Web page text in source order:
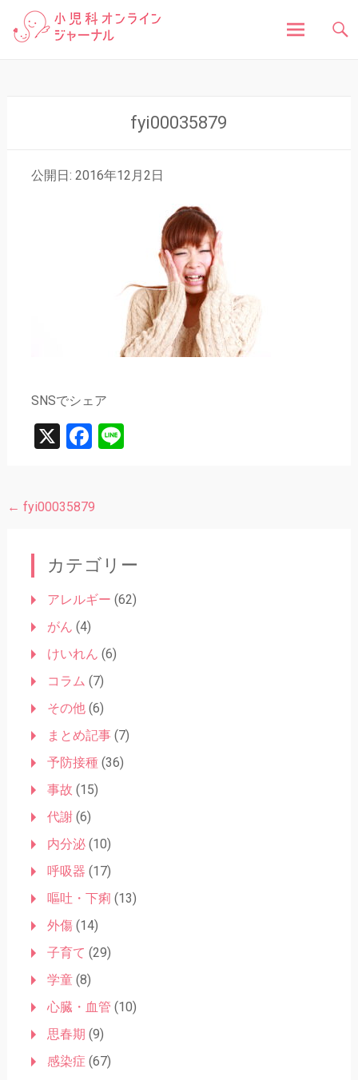
小児科オンラインジャ
状や原因、対処法はもちろん、予防接種や健診、子
どもの成長に関する豆知識まで、小児科医が分かり
fyi00035879
公開日: 2016年12月2日
SNSでシェア
X Facebook
Line
投
← fyi00035879
カテゴリー
アレルギー (62)
がん (4)
けいれん (6)
コラム (7)
その他(6)
まとめ記事(7)
予防接種(36)
事故 (15)
代謝(6)
内分泌(10)
呼吸器 (17)
嘔吐・下痢 (13)
外傷(14)
子育て (29)
学童(8)
心臓・血管 (10)
思春期 (9)
感染症 (67)